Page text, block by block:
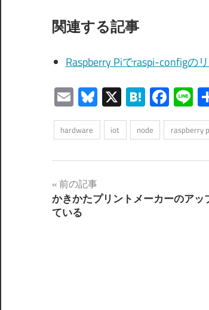
関連する記事
Raspberry Piでraspi-configの
EmailBluesky
X Hatena
hardware iot node raspberry
投
稿
前の記事
かきかたプリントメーカーのアッ
ている